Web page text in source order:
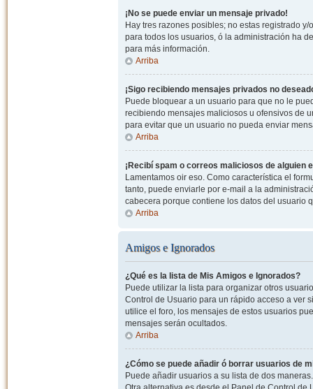
¡No se puede enviar un mensaje privado!
Hay tres razones posibles; no estas registrado
para todos los usuarios, ó la administración ha
para más información.
Arriba
¡Sigo recibiendo mensajes privados no
Puede bloquear a un usuario para que no le
recibiendo mensajes maliciosos u ofensivos de
para evitar que un usuario no pueda enviar
Arriba
¡Recibí spam o correos maliciosos de alguien
Lamentamos oir eso. Como característica el
tanto, puede enviarle por e-mail a la
cabecera porque contiene los datos del usuario
Arriba
Amigos e Ignorados
¿Qué es la lista de Mis Amigos e Ignorados?
Puede utilizar la lista para organizar otros
Control de Usuario para un rápido acceso a ver
utilice el foro, los mensajes de estos usuarios
mensajes serán ocultados.
Arriba
¿Cómo se puede añadir ó borrar usuarios de
Puede añadir usuarios a su lista de dos